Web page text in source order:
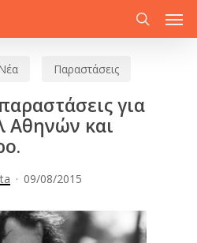
search
Παραστάσεις
για
Αθηνών και
09/08/2015